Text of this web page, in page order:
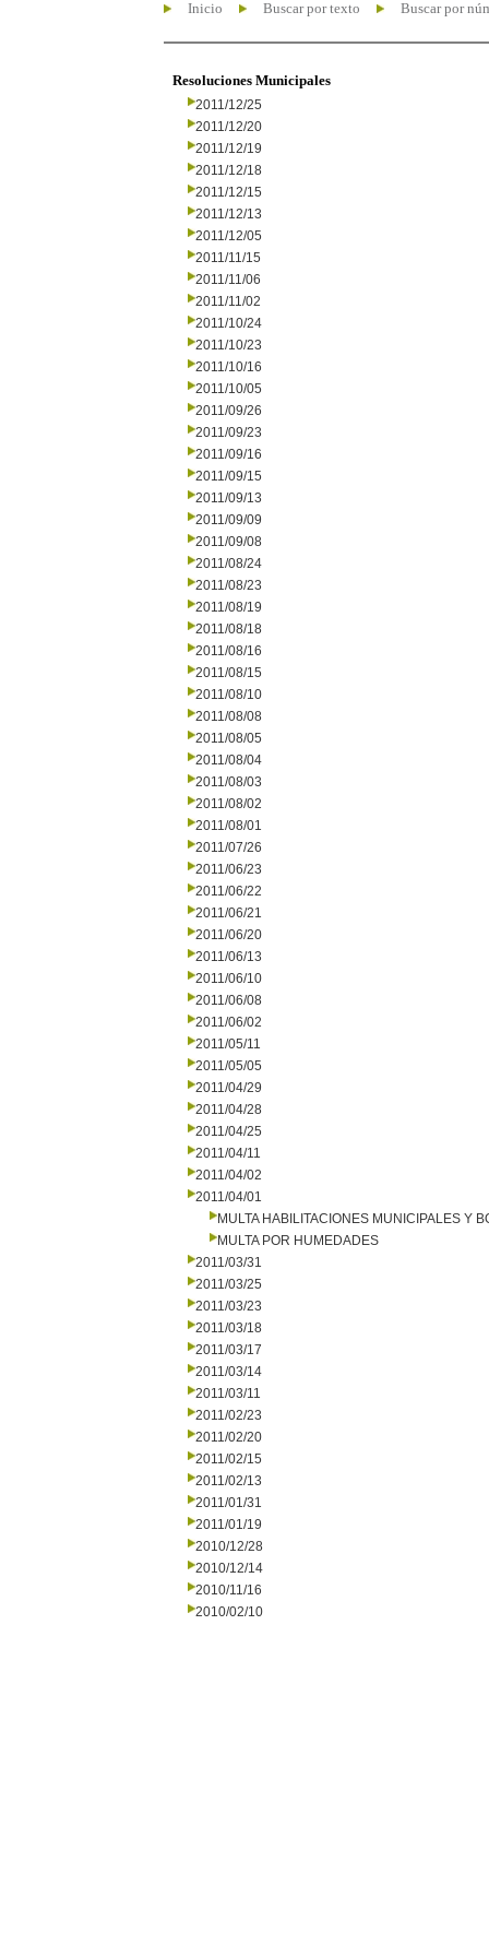
Inicio Buscar por texto Buscar por
Resoluciones Municipales
2011/12/25
2011/12/20
2011/12/19
2011/12/18
2011/12/15
2011/12/13
2011/12/05
2011/11/15
2011/11/06
2011/11/02
2011/10/24
2011/10/23
2011/10/16
2011/10/05
2011/09/26
2011/09/23
2011/09/16
2011/09/15
2011/09/13
2011/09/09
2011/09/08
2011/08/24
2011/08/23
2011/08/19
2011/08/18
2011/08/16
2011/08/15
2011/08/10
2011/08/08
2011/08/05
2011/08/04
2011/08/03
2011/08/02
2011/08/01
2011/07/26
2011/06/23
2011/06/22
2011/06/21
2011/06/20
2011/06/13
2011/06/10
2011/06/08
2011/06/02
2011/05/11
2011/05/05
2011/04/29
2011/04/28
2011/04/25
2011/04/11
2011/04/02
2011/04/01
MULTA HABILITACIONES MUNICIPALES Y
MULTA POR HUMEDADES
2011/03/31
2011/03/25
2011/03/23
2011/03/18
2011/03/17
2011/03/14
2011/03/11
2011/02/23
2011/02/20
2011/02/15
2011/02/13
2011/01/31
2011/01/19
2010/12/28
2010/12/14
2010/11/16
2010/02/10